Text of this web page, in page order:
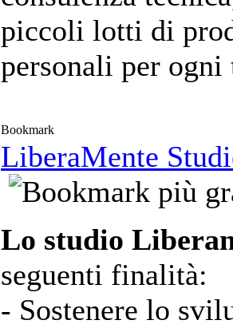
piccoli lotti di
personali per
Bookmark
LiberaMente
Lo studio
seguenti finalità:
- Sostenere lo